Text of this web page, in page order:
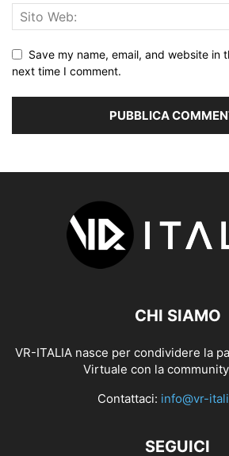
Save my name, email, and website in
next time I comment.
CHI SIAMO
VR-ITALIA nasce per condividere la
Virtuale con la
Contattaci: info@vr-
SEGUICI